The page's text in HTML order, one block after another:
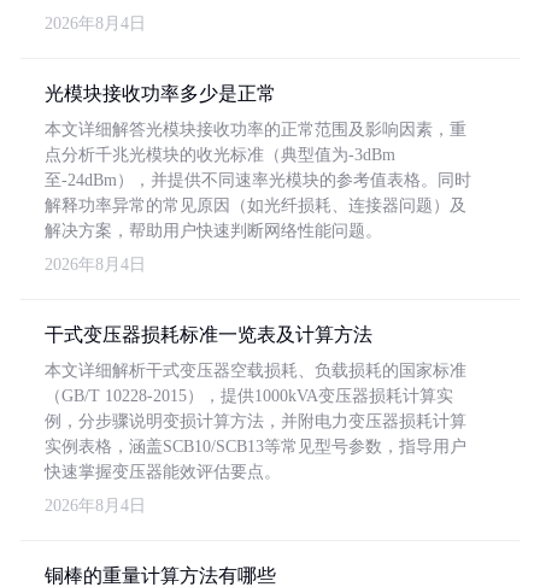
2026年8月4日
光模块接收功率多少是正常
本文详细解答光模块接收功率的正常范围及影响因素，重
点分析千兆光模块的收光标准（典型值为-3dBm
至-24dBm），并提供不同速率光模块的参考值表格。同时
解释功率异常的常见原因（如光纤损耗、连接器问题）及
解决方案，帮助用户快速判断网络性能问题。
2026年8月4日
干式变压器损耗标准一览表及计算方法
本文详细解析干式变压器空载损耗、负载损耗的国家标准
（GB/T 10228-2015），提供1000kVA变压器损耗计算实
例，分步骤说明变损计算方法，并附电力变压器损耗计算
实例表格，涵盖SCB10/SCB13等常见型号参数，指导用户
快速掌握变压器能效评估要点。
2026年8月4日
铜棒的重量计算方法有哪些